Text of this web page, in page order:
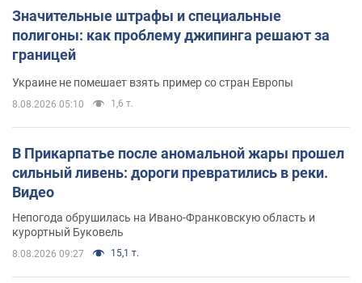
Значительные штрафы и специальные
полигоны: как проблему джипинга решают за
границей
Украине не помешает взять пример со стран Европы
8.08.2026 05:10 1,6 т.
В Прикарпатье после аномальной жары прошел
сильный ливень: дороги превратились в реки.
Видео
Непогода обрушилась на Ивано-Франковскую область и
курортный Буковель
8.08.2026 09:27 15,1 т.